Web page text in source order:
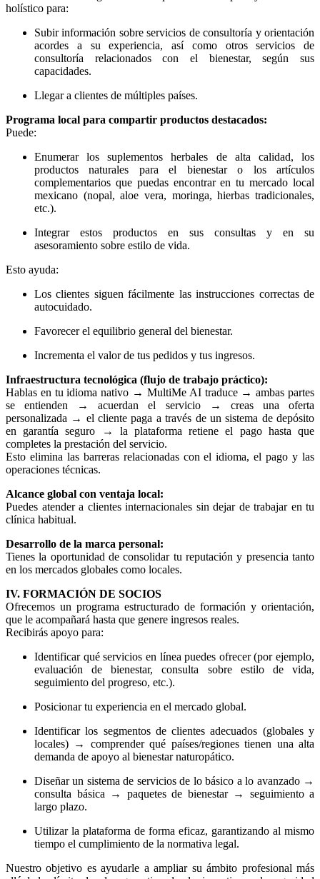
holístico para:
Subir información sobre servicios de consultoría y orientación
acordes a su experiencia, así como otros servicios de
consultoría relacionados con el bienestar, según sus
capacidades.
Llegar a clientes de múltiples países.
Programa local para compartir productos destacados:
Puede:
Enumerar los suplementos herbales de alta calidad, los
productos naturales para el bienestar o los artículos
complementarios que puedas encontrar en tu mercado local
mexicano (nopal, aloe vera, moringa, hierbas tradicionales,
etc.).
Integrar estos productos en sus consultas y en su
asesoramiento sobre estilo de vida.
Esto ayuda:
Los clientes siguen fácilmente las instrucciones correctas de
autocuidado.
Favorecer el equilibrio general del bienestar.
Incrementa el valor de tus pedidos y tus ingresos.
Infraestructura tecnológica (flujo de trabajo práctico):
Hablas en tu idioma nativo → MultiMe AI traduce → ambas partes
se entienden → acuerdan el servicio → creas una oferta
personalizada → el cliente paga a través de un sistema de depósito
en garantía seguro → la plataforma retiene el pago hasta que
completes la prestación del servicio.
Esto elimina las barreras relacionadas con el idioma, el pago y las
operaciones técnicas.
Alcance global con ventaja local:
Puedes atender a clientes internacionales sin dejar de trabajar en tu
clínica habitual.
Desarrollo de la marca personal:
Tienes la oportunidad de consolidar tu reputación y presencia tanto
en los mercados globales como locales.
IV. FORMACIÓN DE SOCIOS
Ofrecemos un programa estructurado de formación y orientación,
que le acompañará hasta que genere ingresos reales.
Recibirás apoyo para:
Identificar qué servicios en línea puedes ofrecer (por ejemplo,
evaluación de bienestar, consulta sobre estilo de vida,
seguimiento del progreso, etc.).
Posicionar tu experiencia en el mercado global.
Identificar los segmentos de clientes adecuados (globales y
locales) → comprender qué países/regiones tienen una alta
demanda de apoyo al bienestar naturopático.
Diseñar un sistema de servicios de lo básico a lo avanzado →
consulta básica → paquetes de bienestar → seguimiento a
largo plazo.
Utilizar la plataforma de forma eficaz, garantizando al mismo
tiempo el cumplimiento de la normativa legal.
Nuestro objetivo es ayudarle a ampliar su ámbito profesional más